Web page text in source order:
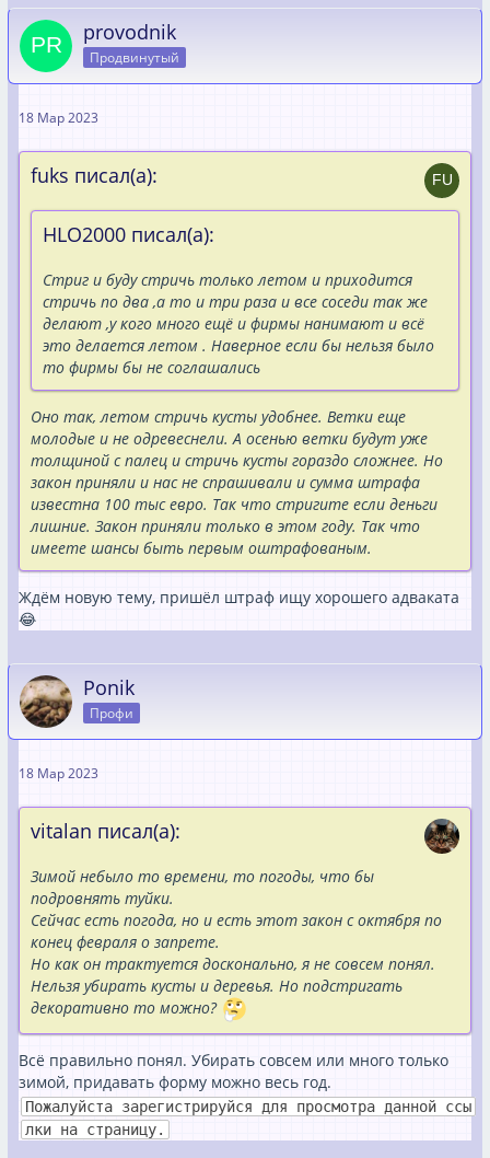
provodnik
Продвинутый
18 Мар 2023
fuks писал(а):
HLO2000 писал(а):
Стриг и буду стричь только летом и приходится
стричь по два ,а то и три раза и все соседи так же
делают ,у кого много ещё и фирмы нанимают и всё
это делается летом . Наверное если бы нельзя было
то фирмы бы не соглашались
Оно так, летом стричь кусты удобнее. Ветки еще
молодые и не одревеснели. А осенью ветки будут уже
толщиной с палец и стричь кусты гораздо сложнее. Но
закон приняли и нас не спрашивали и сумма штрафа
известна 100 тыс евро. Так что стригите если деньги
лишние. Закон приняли только в этом году. Так что
имеете шансы быть первым оштрафованым.
Ждём новую тему, пришёл штраф ищу хорошего адваката
😂
Ponik
Профи
18 Мар 2023
vitalan писал(а):
Зимой небыло то времени, то погоды, что бы
подровнять туйки.
Сейчас есть погода, но и есть этот закон с октября по
конец февраля о запрете.
Но как он трактуется досконально, я не совсем понял.
Нельзя убирать кусты и деревья. Но подстригать
декоративно то можно?
Всё правильно понял. Убирать совсем или много только
зимой, придавать форму можно весь год.
Пожалуйста зарегистрируйся для просмотра данной ссы
лки на страницу.